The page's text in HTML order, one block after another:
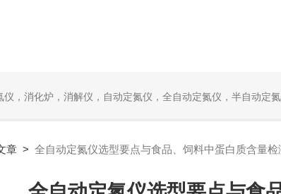
消化炉，消解仪，自动定氮仪，全自动定氮仪，半自动定氮仪，自动凯
章 > 全自动定氮仪选型要点与食品、饲料中蛋白质含量